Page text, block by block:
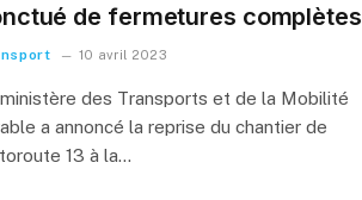
de fermetures complètes
10 avril 2023
des Transports et de la Mobilité
a annoncé la reprise du chantier de
13 à la…